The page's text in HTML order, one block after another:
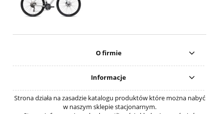
O firmie
Informacje
Strona działa na zasadzie katalogu produktów które można nabyć
w naszym sklepie stacjonarnym.